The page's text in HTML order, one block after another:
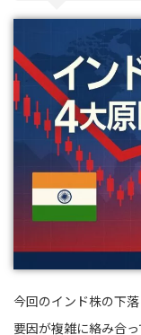
今回のインド株の下
要因が複雑に絡み合っ